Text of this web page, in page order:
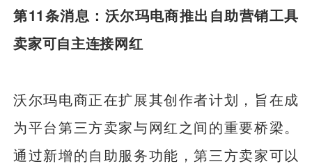
第11条消息：沃尔玛电商推出自助营销工具
卖家可自主连接网红
沃尔玛电商正在扩展其创作者计划，旨在成
为平台第三方卖家与网红之间的重要桥梁。
通过新增的自助服务功能，第三方卖家可以